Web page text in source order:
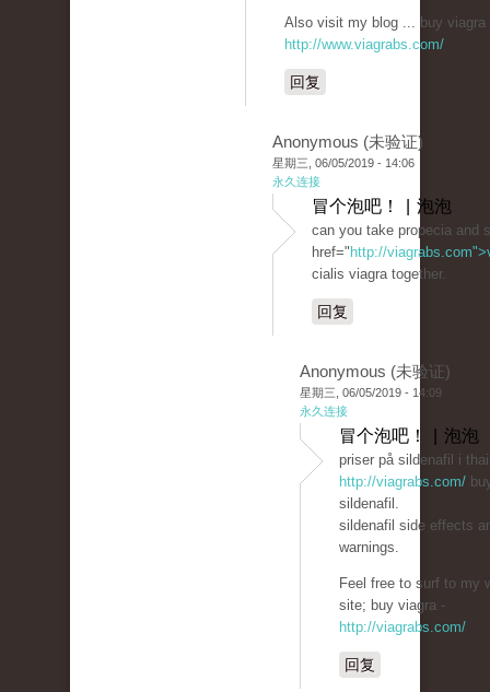
Also visit my blog ... buy viagra
http://www.viagrabs.com/
回复
Anonymous (未验证)
星期三, 06/05/2019 - 14:06
永久连接
冒个泡吧！ | 泡泡
can you take propecia and
href=" http://
cialis viagra together.
回复
Anonymous (未验证)
星期三, 06/05/2019 - 14:09
永久连接
冒个泡吧！ | 泡泡
priser på sildenafil i
http://viagrabs.com/
sildenafil.
sildenafil side effects
warnings.
Feel free to surf to my
site; buy viagra -
http://viagrabs.com/
回复